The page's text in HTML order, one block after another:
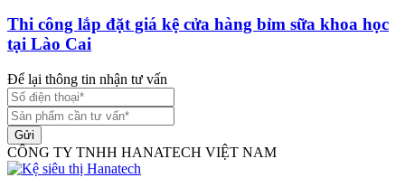
Thi công lắp đặt giá kệ cửa hàng bỉm sữa khoa học
tại Lào Cai
Để lại thông tin nhận tư vấn
Gửi
CÔNG TY TNHH HANATECH VIỆT NAM